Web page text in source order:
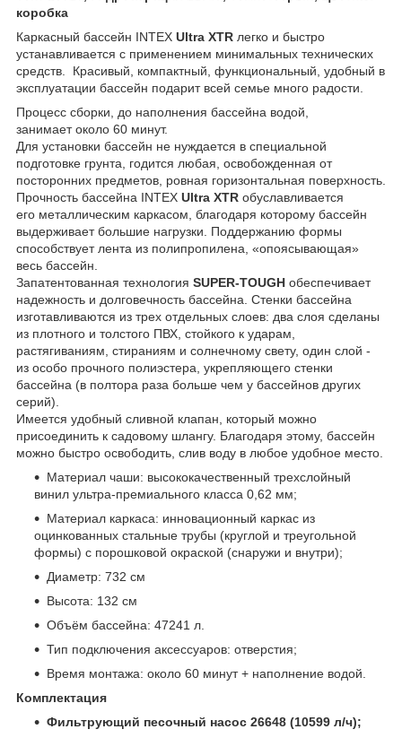
коробка
Каркасный бассейн INTEX Ultra XTR легко и быстро
устанавливается c применением минимальных технических
средств. Красивый, компактный, функциональный, удобный в
эксплуатации бассейн подарит всей семье много радости.
Процесс сборки, до наполнения бассейна водой,
занимает около 60 минут.
Для установки бассейн не нуждается в специальной
подготовке грунта, годится любая, освобожденная от
посторонних предметов, ровная горизонтальная поверхность.
Прочность бассейна INTEX Ultra XTR обуславливается
его металлическим каркасом, благодаря которому бассейн
выдерживает большие нагрузки. Поддержанию формы
способствует лента из полипропилена, «опоясывающая»
весь бассейн.
Запатентованная технология SUPER-TOUGH обеспечивает
надежность и долговечность бассейна. Стенки бассейна
изготавливаются из трех отдельных слоев: два слоя сделаны
из плотного и толстого ПВХ, стойкого к ударам,
растягиваниям, стираниям и солнечному свету, один слой -
из особо прочного полиэстера, укрепляющего стенки
бассейна (в полтора раза больше чем у бассейнов других
серий).
Имеется удобный сливной клапан, который можно
присоединить к садовому шлангу. Благодаря этому, бассейн
можно быстро освободить, слив воду в любое удобное место.
Материал чаши: высококачественный трехслойный
винил ультра-премиального класса 0,62 мм;
Материал каркаса: инновационный каркас из
оцинкованных стальные трубы (круглой и треугольной
формы) с порошковой окраской (снаружи и внутри);
Диаметр: 732 см
Высота: 132 см
Объём бассейна: 47241 л.
Тип подключения аксессуаров: отверстия;
Время монтажа: около 60 минут + наполнение водой.
Комплектация
Фильтрующий песочный насос 26648 (10599 л/ч);